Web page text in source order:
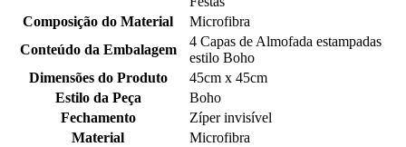
Composição do Material
Microfibra
Conteúdo da Embalagem
4 Capas de Almofada estampadas
estilo Boho
Dimensões do Produto
45cm x 45cm
Estilo da Peça
Boho
Fechamento
Zíper invisível
Material
Microfibra